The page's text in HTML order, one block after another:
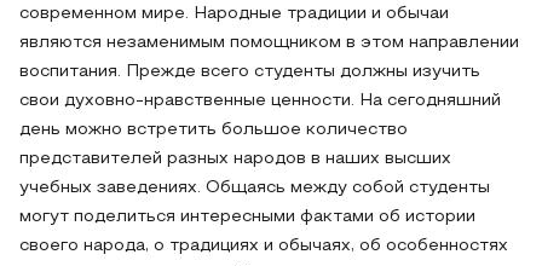
современном мире. Народные традиции и обычаи
являются незаменимым помощником в этом направлении
воспитания. Прежде всего студенты должны изучить
свои духовно-нравственные ценности. На сегодняшний
день можно встретить большое количество
представителей разных народов в наших высших
учебных заведениях. Общаясь между собой студенты
могут поделиться интересными фактами об истории
своего народа, о традициях и обычаях, об особенностях